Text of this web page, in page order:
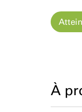
À